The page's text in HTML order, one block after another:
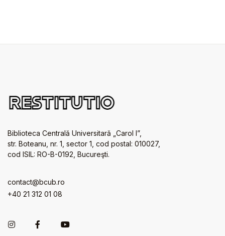
Biblioteca Centrală Universitară „Carol I”,
str. Boteanu, nr. 1, sector 1, cod postal: 010027,
cod ISIL: RO-B-0192, Bucureşti.
contact@bcub.ro
+40 21 312 01 08